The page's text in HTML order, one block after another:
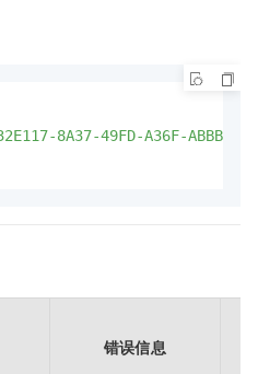
8A37-49FD-A36F-
错误信息